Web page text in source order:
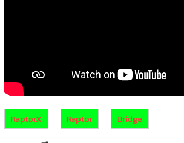
RaptorX Raptor Bridge